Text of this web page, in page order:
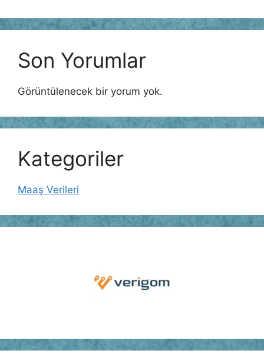
Son Yorumlar
Görüntülenecek bir yorum yok.
Kategoriler
Maaş Verileri